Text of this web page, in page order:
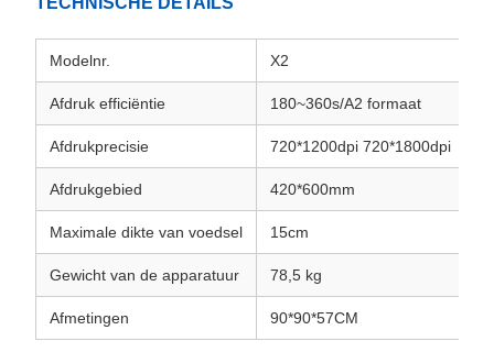
Modelnr. X2
Afdruk efficiëntie 180~360s/A2 formaat
Afdrukprecisie 720*1200dpi 720*1800dpi
Afdrukgebied 420*600mm
Maximale dikte van voedsel 15cm
Gewicht van de apparatuur 78,5 kg
Afmetingen 90*90*57CM